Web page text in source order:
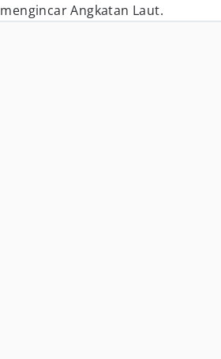
mengincar Angkatan Laut.